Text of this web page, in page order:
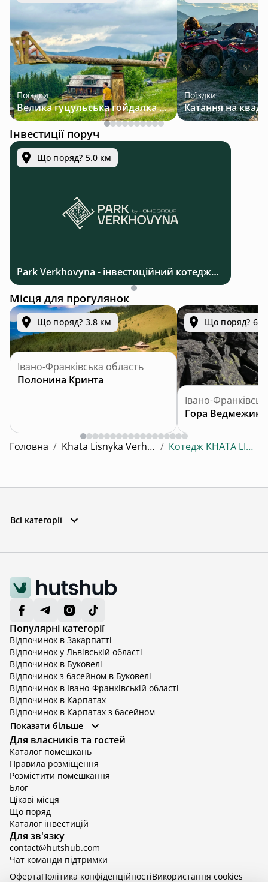
Поїздки
Велика гуцульська гойдалка — джип-тур у Карпатах
Поїздки
Інвестиції поруч
Що поряд? 5.0 км
Park Verkhovyna - інвестиційний котеджний комплекс біля Верховини в Карпатах
Місця для прогулянок
Що поряд? 3.8 км
Івано-Франківська область
Полонина Кринта
Що поряд? 6.9
Івано-
Гора Ведмежик
Головна / Khata Lisnyka Verhovyna / Котедж KHATA LISNYKA
Всі категорії
Популярні категорії
Відпочинок в Закарпатті
Відпочинок у Львівській області
Відпочинок в Буковелі
Відпочинок з басейном в Буковелі
Відпочинок в Івано-Франківській області
Відпочинок в Карпатах
Відпочинок в Карпатах з басейном
Відпочинок в Київській області
Відпочинок в Київській області з басейном
Відпочинок в Тернопільській області
Відпочинок у Вінницькій області
Відпочинок в Яремче
Відпочинок у Львівській області з басейном
Відпочинок з басейном в Тернопільській області
Показати більше
Для власників та гостей
Каталог помешкань
Правила розміщення
Розмістити помешкання
Блог
Цікаві місця
Що поряд
Каталог інвестицій
Для зв'язку
contact@hutshub.com
Чат команди підтримки
ОфертаПолітика конфіденційностіBикористання cookies